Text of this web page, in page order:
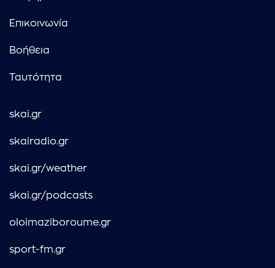
Επικοινωνία
Βοήθεια
Ταυτότητα
skai.gr
skairadio.gr
skai.gr/weather
skai.gr/podcasts
oloimaziboroume.gr
sport-fm.gr